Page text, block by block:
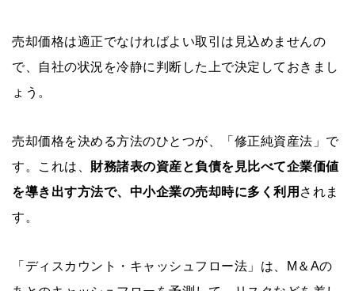
売却価格は適正でなければよい取引は見込めませんの
で、自社の状況を冷静に判断した上で決定しておきまし
ょう。
売却価格を決める方法のひとつが、「修正純資産法」で
す。これは、 財務諸表の資産と負債を見比べて企業価値
を導き出す方法で、中小企業の売却時に多く利用 されま
す。
「ディスカウント・キャッシュフロー法」は、M＆Aの